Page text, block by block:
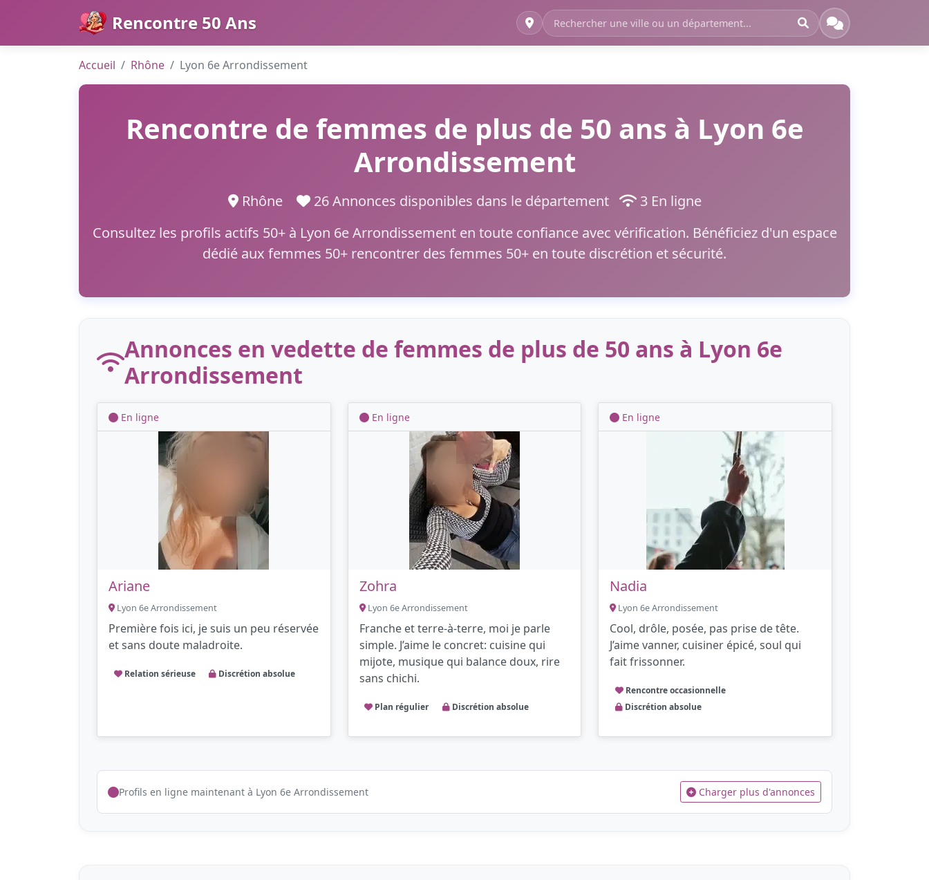
Rencontre 50 Ans
Accueil Rhône Lyon 6e Arrondissement
Rencontre de femmes de plus de 50 ans à Lyon 6e
Arrondissement
Rhône 26 Annonces disponibles dans le département
3 En ligne
Consultez les profils actifs 50+ à Lyon 6e Arrondissement en toute confiance avec vérification. Bénéficiez d'un espace
dédié aux femmes 50+ rencontrer des femmes 50+ en toute discrétion et sécurité.
Annonces en vedette de femmes de plus de 50 ans à Lyon 6e
Arrondissement
En ligne
Ariane
Lyon 6e Arrondissement
Première fois ici, je suis un peu réservée
et sans doute maladroite.
Relation sérieuse Discrétion absolue
En ligne
Zohra
Lyon 6e Arrondissement
Franche et terre-à-terre, moi je parle
simple. J’aime le concret: cuisine qui
mijote, musique qui balance doux, rire
sans chichi.
Plan régulier Discrétion absolue
En ligne
Nadia
Lyon 6e Arrondissement
Cool, drôle, posée, pas prise de tête.
J’aime vanner, cuisiner épicé, soul qui
fait frissonner.
Rencontre occasionnelle
Discrétion absolue
Profils en ligne maintenant à Lyon 6e Arrondissement Charger plus d'annonces